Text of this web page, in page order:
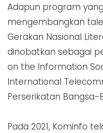
Adapun program
mengembangkan
Gerakan Nasional
dinobatkan sebagai
on the Information
International
Perserikatan Bangsa-
Pada 2021, Kominfo